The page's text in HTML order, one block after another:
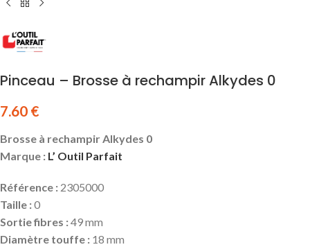
Pinceau – Brosse à rechampir Alkydes 0
7.60 €
Brosse à rechampir Alkydes 0
Marque : L’ Outil Parfait
Référence : 2305000
Taille :0
Sortie fibres :49 mm
Diamètre touffe : 18 mm